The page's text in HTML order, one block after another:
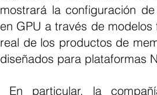
mostrará la configuración
en GPU a través de
real de los productos de
diseñados para plataformas